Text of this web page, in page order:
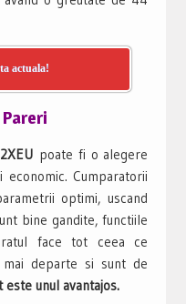
actuala!
poate fi o alegere
Cumparatorii
optimi, uscand
bine gandite, functiile
face tot ceea ce
departe si sunt de
unul avantajos.